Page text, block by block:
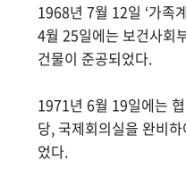
1968년 7월 12일 ‘가족
4월 25일에는 보건사회
건물이 준공되었다.
1971년 6월 19일에는
당, 국제회의실을 완비
었다.